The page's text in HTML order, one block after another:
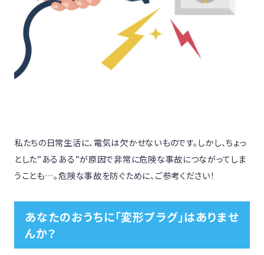
私たちの日常生活に、電気は欠かせないものです。しかし、ちょっ
とした”あるある”が原因で非常に危険な事故につながってしま
うことも…。危険な事故を防ぐために、ご参考ください！
あなたのおうちに「変形プラグ」はありませ
んか？